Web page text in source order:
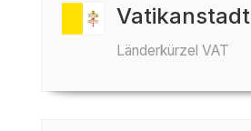
Vatikanstadt
Länderkürzel VAT